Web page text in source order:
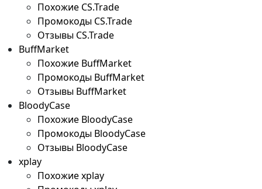
Похожие CS.Trade
Промокоды CS.Trade
Отзывы CS.Trade
BuffMarket
Похожие BuffMarket
Промокоды BuffMarket
Отзывы BuffMarket
BloodyCase
Похожие BloodyCase
Промокоды BloodyCase
Отзывы BloodyCase
xplay
Похожие xplay